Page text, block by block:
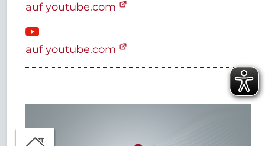
auf youtube.com
auf youtube.com